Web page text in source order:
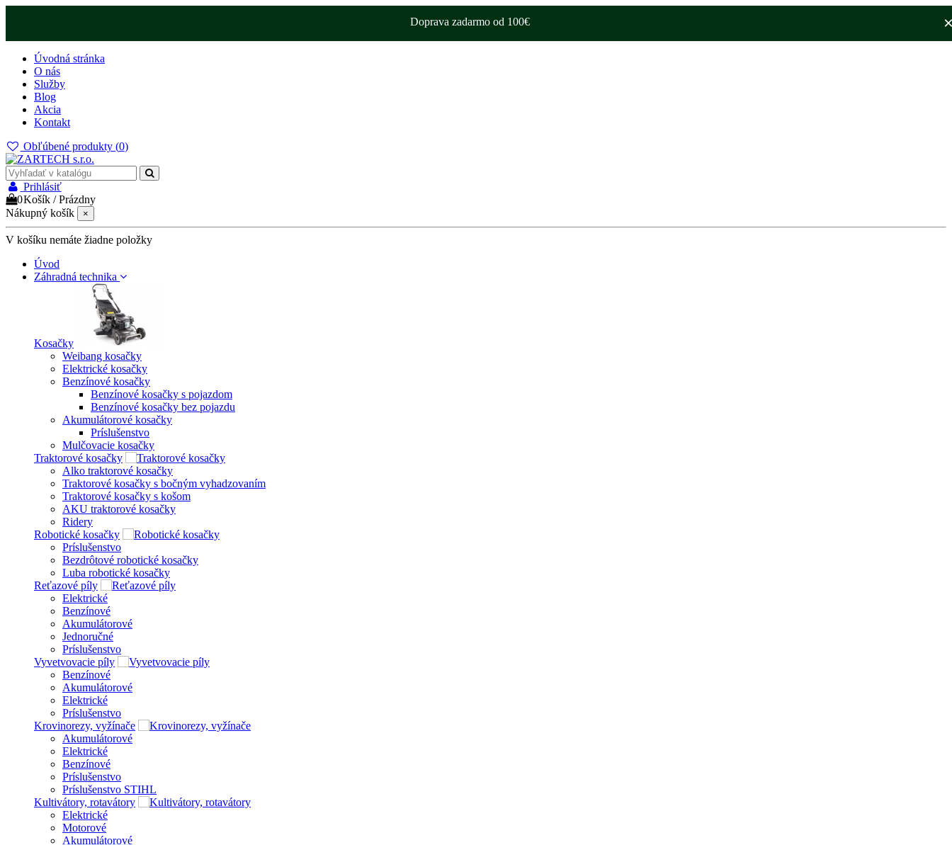
Doprava zadarmo od 100€
Úvodná stránka
O nás
Služby
Blog
Akcia
Kontakt
Obľúbené produkty (0)
Prihlásiť
0Košík /Prázdny
Nákupný košík
×
V košíku nemáte žiadne položky
Úvod
Záhradná technika
Kosačky
Weibang kosačky
Elektrické kosačky
Benzínové kosačky
Benzínové kosačky s pojazdom
Benzínové kosačky bez pojazdu
Akumulátorové kosačky
Príslušenstvo
Mulčovacie kosačky
Traktorové kosačky
Alko traktorové kosačky
Traktorové kosačky s bočným vyhadzovaním
Traktorové kosačky s košom
AKU traktorové kosačky
Ridery
Robotické kosačky
Príslušenstvo
Bezdrôtové robotické kosačky
Luba robotické kosačky
Reťazové píly
Elektrické
Benzínové
Akumulátorové
Jednoručné
Príslušenstvo
Vyvetvovacie píly
Benzínové
Akumulátorové
Elektrické
Príslušenstvo
Krovinorezy, vyžínače
Akumulátorové
Elektrické
Benzínové
Príslušenstvo
Príslušenstvo STIHL
Kultivátory, rotavátory
Elektrické
Motorové
Akumulátorové